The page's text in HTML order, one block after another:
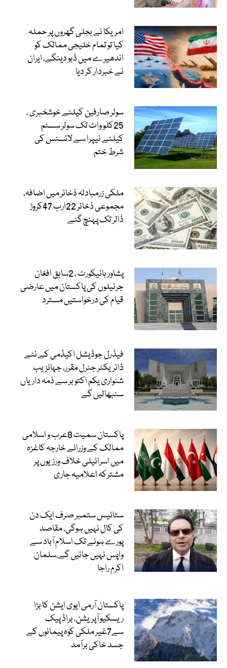
امریکا نے بجلی گھروں پر حملہ
کیا تو تمام خلیجی ممالک کو
اندھیرے میں ڈبو دینگے، ایران
نے خبردار کر دیا
سولر صارفین کیلئے خوشخبری ،
25کلو واٹ تک سولر سسٹم
کیلئے نیپرا سے لائسنس کی
شرط ختم
ملکی زرمبادلہ ذخائر میں اضافہ،
مجموعی ذخائر 22ارب 47کروڑ
ڈالر تک پہنچ گئے
پشاور ہائیکورٹ ، 2سابق افغان
جرنیلوں کی پاکستان میں عارضی
قیام کی درخواستیں مسترد
فیڈرل جوڈیشل اکیڈمی کے نئے
ڈائریکٹر جنرل مقرر، جہانزیب
شنواری یکم اکتوبر سے ذمہ داریاں
سنبھالیں گے
پاکستان سمیت 8عرب و اسلامی
ممالک کے وزرائے خارجہ کاغزہ
میں اسرائیلی خلاف ورزیوں پر
مشترکہ اعلامیہ جاری
ستائیس ستمبر صرف ایک دن
کی کال نہیں ہوگی، مقاصد
پورے ہونے تک اسلام آباد سے
واپس نہیں جائیں گے،سلمان
اکرم راجا
پاکستان آرمی ایوی ایشن کا بڑا
ریسکیو آپریشن، براڈ پیک
سے7غیر ملکی کوہ پیمائوں کے
جسد خاکی برآمد